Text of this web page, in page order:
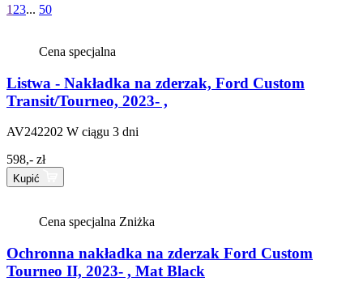
1 23... 50
Cena specjalna
Listwa - Nakładka na zderzak, Ford Custom
Transit/Tourneo, 2023- ,
AV242202 W ciągu 3 dni
598,- zł
Kupić
Cena specjalna Zniżka
Ochronna nakładka na zderzak Ford Custom
Tourneo II, 2023- , Mat Black